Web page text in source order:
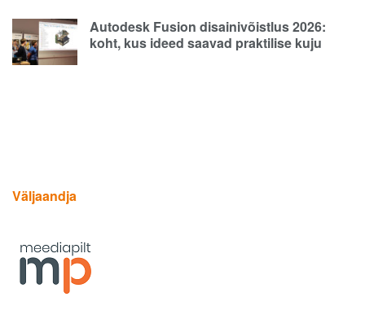
Autodesk Fusion disainivõistlus 2026:
koht, kus ideed saavad praktilise kuju
Väljaandja